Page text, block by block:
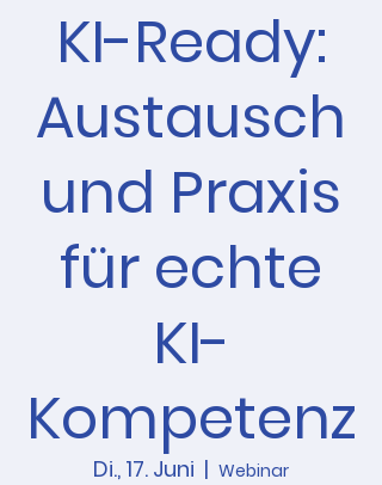
KI-Ready:
Austausch
und Praxis
für echte
KI-
Kompetenz
Di., 17. Juni
  |
Webinar